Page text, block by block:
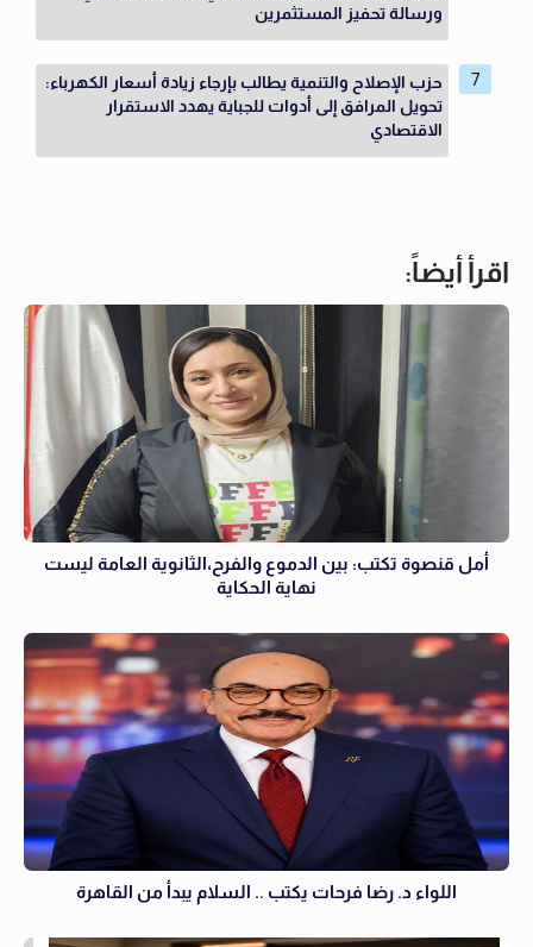
ورسالة تحفيز المستثمرين
حزب الإصلاح والتنمية يطالب بإرجاء زيادة أسعار الكهرباء:
تحويل المرافق إلى أدوات للجباية يهدد الاستقرار
الاقتصادي
اقرأ أيضاً:
أمل قنصوة تكتب: بين الدموع والفرح،الثانوية العامة ليست
نهاية الحكاية
اللواء د. رضا فرحات يكتب .. السلام يبدأ من القاهرة